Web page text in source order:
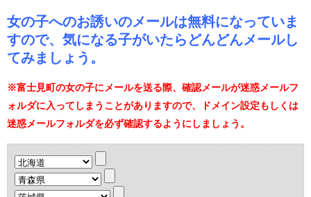
女の子へのお誘いのメールは無料になっていま
すので、気になる子がいたらどんどんメールし
てみましょう。
※富士見町の女の子にメールを送る際、確認メールが迷惑メールフ
ォルダに入ってしまうことがありますので、ドメイン設定もしくは
迷惑メールフォルダを必ず確認するようにしましょう。